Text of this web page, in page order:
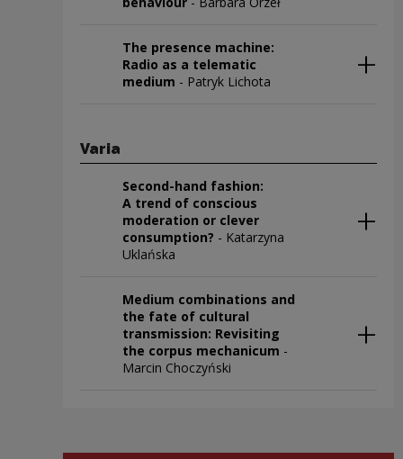
The presence machine:
Radio as a telematic
medium - Patryk Lichota
Varia
Second-hand fashion:
A trend of conscious
moderation or clever
consumption? - Katarzyna
Uklańska
Medium combinations and
the fate of cultural
transmission: Revisiting
the corpus mechanicum -
Marcin Choczyński